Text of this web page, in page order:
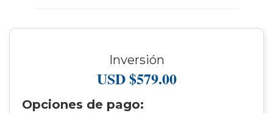
Inversión
USD $579.00
Opciones de pago: